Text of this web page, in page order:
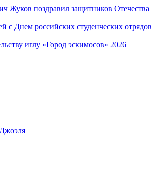
иглу «Город эскимосов» 2026